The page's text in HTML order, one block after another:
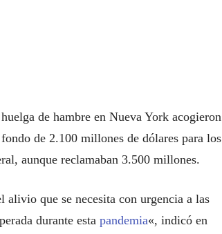
de hambre en Nueva York acogieron
de 2.100 millones de dólares para los
aunque reclamaban 3.500 millones.
alivio que se necesita con urgencia a las
durante esta pandemia«, indicó en